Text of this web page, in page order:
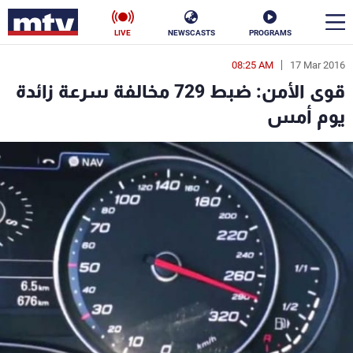
PROGRAMS
NEWSCASTS
LIVE
17 Mar 2016
08:25 AM
قوى الأمن: ضبط 729 مخالفة سرعة زائدة
يوم أمس
en
الأخبار
سياسة ناس
فن
منوعات
كأس العالم
البرامج
جدول البرامج